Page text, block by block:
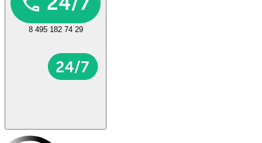
8 495 182 74 29